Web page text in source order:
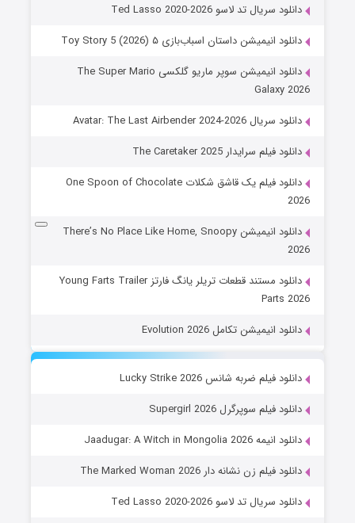
دانلود سریال تد لاسو Ted Lasso 2020-2026
دانلود انیمیشن داستان اسباب‌بازی ۵ Toy Story 5 (2026)
دانلود انیمیشن سوپر ماریو گلکسی The Super Mario
Galaxy 2026
دانلود سریال Avatar: The Last Airbender 2024-2026
دانلود فیلم سرایدار The Caretaker 2025
دانلود فیلم یک قاشق شکلات One Spoon of Chocolate
2026
دانلود انیمیشن There’s No Place Like Home, Snoopy
2026
دانلود مستند قطعات تریلر یانگ فارتز Young Farts Trailer
Parts 2026
دانلود انیمیشن تکامل Evolution 2026
دانلود فیلم ضربه شانس Lucky Strike 2026
دانلود فیلم سوپرگرل Supergirl 2026
دانلود انیمه Jaadugar: A Witch in Mongolia 2026
دانلود فیلم زن نشانه دار The Marked Woman 2026
دانلود سریال تد لاسو Ted Lasso 2020-2026